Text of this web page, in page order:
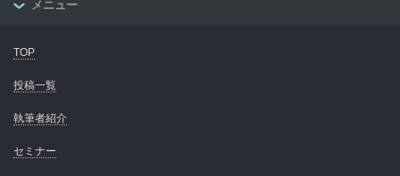
メニュー
TOP
投稿一覧
執筆者紹介
セミナー